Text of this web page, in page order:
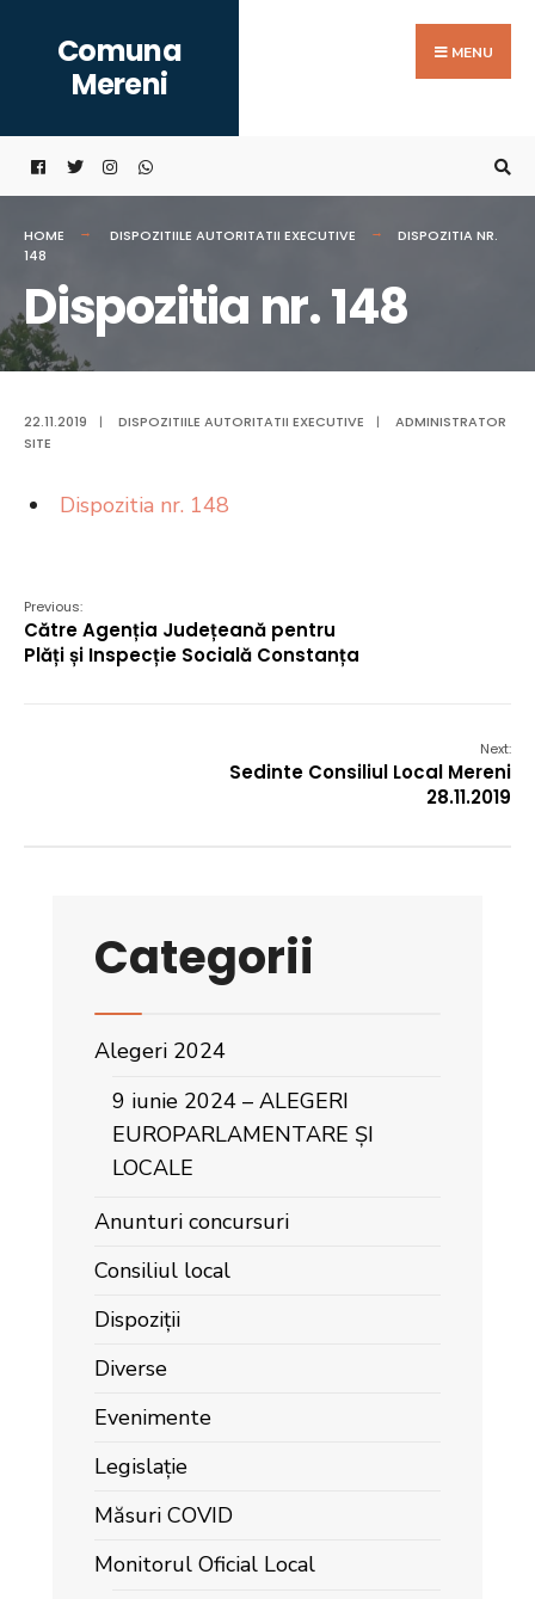
content
Comuna
Mereni
MENU
HOME DISPOZITIILE AUTORITATII EXECUTIVE
DISPOZITIA NR.
148
Dispozitia nr. 148
22.11.2019 | DISPOZITIILE AUTORITATII EXECUTIVE |
ADMINISTRATOR
SITE
Dispozitia nr. 148
Previous:
Către Agenția Județeană pentru
Plăți și Inspecție Socială Constanța
Next:
Sedinte Consiliul Local Mereni
28.11.2019
Categorii
Alegeri 2024
9 iunie 2024 – ALEGERI
EUROPARLAMENTARE ȘI
LOCALE
Anunturi concursuri
Consiliul local
Dispoziții
Diverse
Evenimente
Legislație
Măsuri COVID
Monitorul Oficial Local
for: